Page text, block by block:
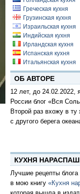
Греческая кухня
Грузинская кухня
Израильская кухня
Индийская кухня
Ирландская кухня
Испанская кухня
Итальянская кухня
ОБ АВТОРЕ
12 лет, до 24.02.2022,
России блог «Вся
Второй раз вхожу в
с другого берега
КУХНЯ
Лучшие рецепты
в мою книгу «Кухня